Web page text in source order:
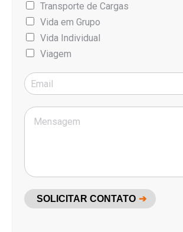
Transporte de Cargas
Vida em Grupo
Vida Individual
Viagem
SOLICITAR CONTATO